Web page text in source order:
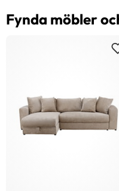
Fynda möbler